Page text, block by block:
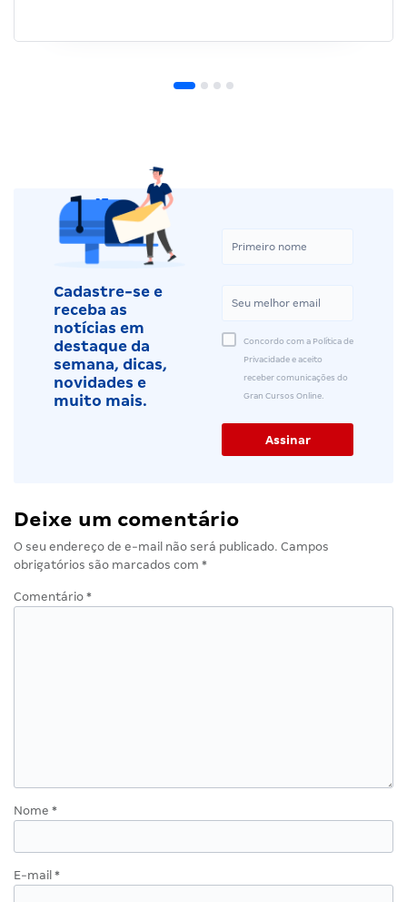
Cadastre-se e
receba as
notícias em
destaque da
semana, dicas,
novidades e
muito mais.
Concordo com a Política de
Privacidade e aceito
receber comunicações do
Gran Cursos Online.
Deixe um comentário
O seu endereço de e-mail não será publicado. Campos
obrigatórios são marcados com *
Comentário *
Nome *
E-mail *